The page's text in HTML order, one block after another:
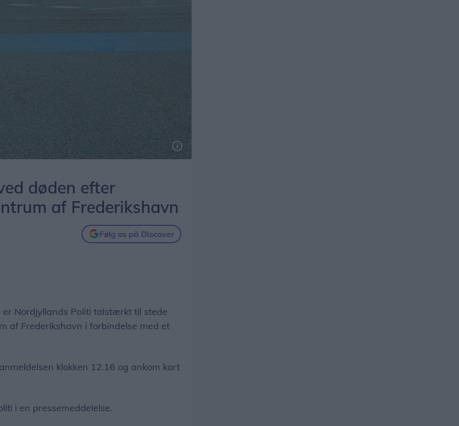
døden efter
af Frederikshavn
Følg os på Discover
er Nordjyllands Politi talstærkt til stede
af Frederikshavn i forbindelse med et
klokken 12.16 og ankom kort
i en pressemeddelelse.